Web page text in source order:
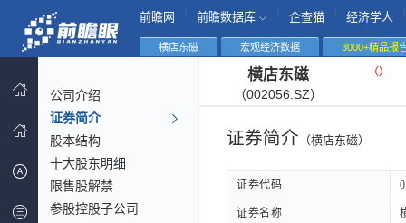
前瞻网 前瞻数据库 企查猫 经济学人
横店东磁 宏观经济数据 3000+精品报
公司介绍
证券简介
股本结构
十大股东明细
限售股解禁
参股控股子公司
横店东磁
（002056.SZ）
（）
证券简介 （横店东磁）
证券代码
证券名称